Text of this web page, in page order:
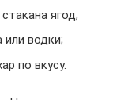
ягод;
или водки;
по вкусу.